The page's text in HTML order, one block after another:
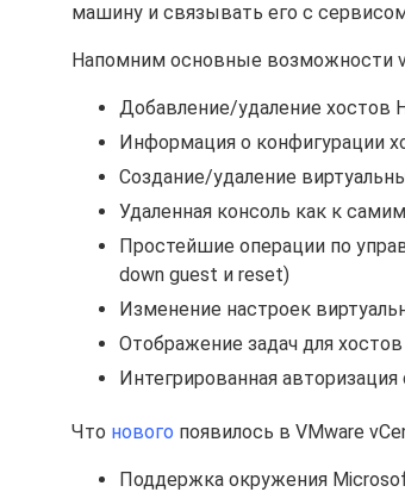
машину и связывать его с
Напомним основные возможности
Добавление/удаление хостов
Информация о конфигурации
Создание/удаление
Удаленная консоль как к
Простейшие операции по
down guest и reset)
Изменение настроек
Отображение задач для
Интегрированная
Что нового появилось в VMware
Поддержка окружения